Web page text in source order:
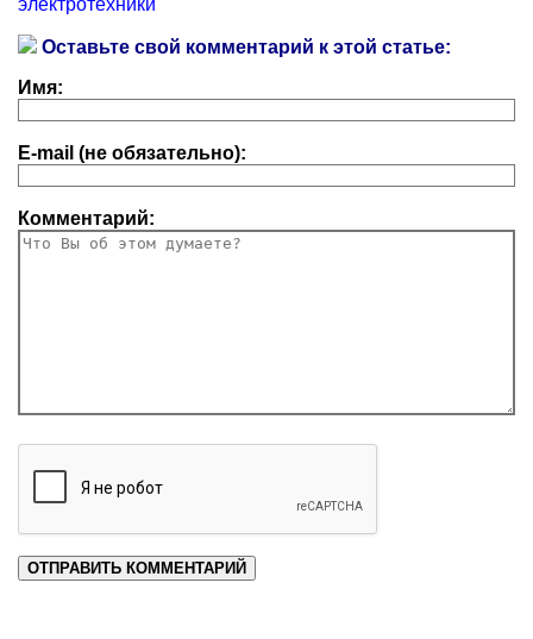
электротехники
Оставьте свой комментарий к этой статье:
Имя:
E-mail (не обязательно):
Комментарий: